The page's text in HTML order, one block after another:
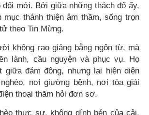
mới. Bởi giữa những thách đố ấy,
mục thánh thiện âm thầm, sống trọn
theo Tin Mừng.
không rao giảng bằng ngôn từ, mà
lành, cầu nguyện và phục vụ. Họ
giữa đám đông, nhưng lại hiện diện
nơi giường bệnh, nơi tòa giải
thoại thăm hỏi đơn sơ.
thực sự, không dính bén của cải,